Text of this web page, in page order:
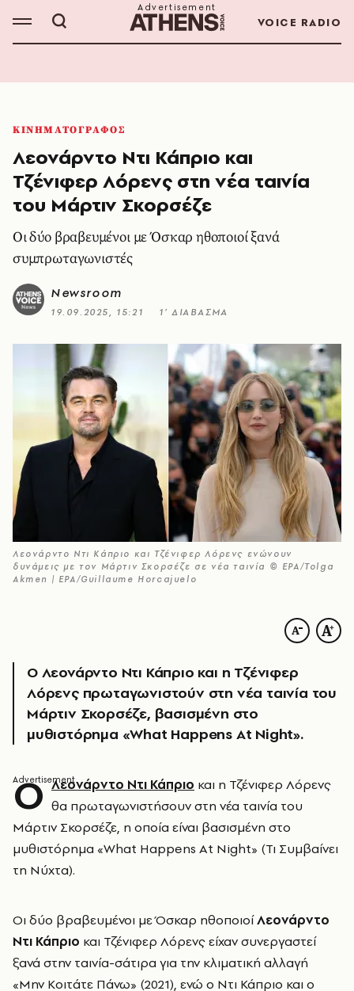
VOICE RADIO
ΚΙΝΗΜΑΤΟΓΡΑΦΟΣ
Λεονάρντο Ντι Κάπριο και
Τζένιφερ Λόρενς στη νέα ταινία
του Μάρτιν Σκορσέζε
Οι δύο βραβευμένοι με Όσκαρ ηθοποιοί ξανά
συμπρωταγωνιστές
Newsroom
19.09.2025, 15:21 1’ ΔΙΑΒΑΣΜΑ
Λεονάρντο Ντι Κάπριο και Τζένιφερ Λόρενς ενώνουν
δυνάμεις με τον Μάρτιν Σκορσέζε σε νέα ταινία © EPA/Tolga
Akmen | EPA/Guillaume Horcajuelo
Ο Λεονάρντο Ντι Κάπριο και η Τζένιφερ
Λόρενς πρωταγωνιστούν στη νέα ταινία του
Μάρτιν Σκορσέζε, βασισμένη στο
μυθιστόρημα «What Happens At Night».
Ο Λεονάρντο Ντι Κάπριο και η Τζένιφερ Λόρενς
θα πρωταγωνιστήσουν στη νέα ταινία του
Μάρτιν Σκορσέζε, η οποία είναι βασισμένη στο
μυθιστόρημα «What Happens At Night» (Τι Συμβαίνει
τη Νύχτα).
Οι δύο βραβευμένοι με Όσκαρ ηθοποιοίΛεονάρντο
Ντι Κάπριο και Τζένιφερ Λόρενς είχαν συνεργαστεί
ξανά στην ταινία-σάτιρα για την κλιματική αλλαγή
«Μην Κοιτάτε Πάνω» (2021), ενώ ο Ντι Κάπριο και ο